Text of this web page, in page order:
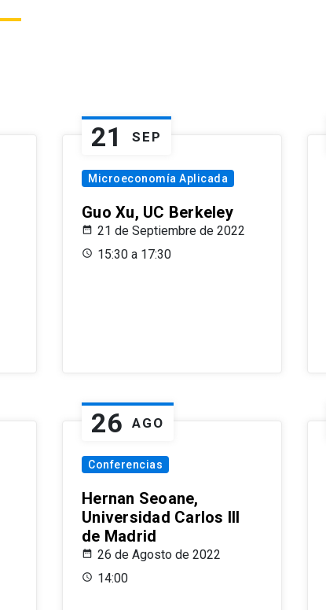
21 SEP
Microeconomía Aplicada
Guo Xu, UC Berkeley
21 de Septiembre de 2022
15:30 a 17:30
26 AGO
Conferencias
Hernan Seoane,
Universidad Carlos III
de Madrid
26 de Agosto de 2022
14:00